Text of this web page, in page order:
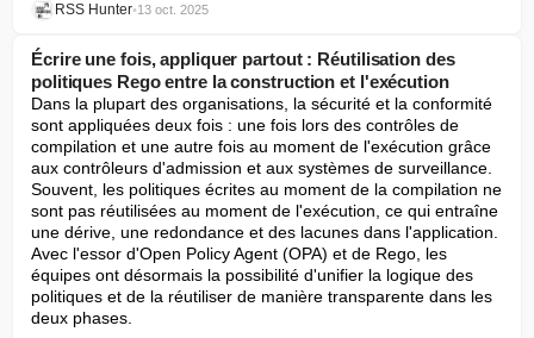
RSS Hunter•13 oct. 2025
Écrire une fois, appliquer partout : Réutilisation des
politiques Rego entre la construction et l'exécution
Dans la plupart des organisations, la sécurité et la conformité
sont appliquées deux fois : une fois lors des contrôles de
compilation et une autre fois au moment de l'exécution grâce
aux contrôleurs d'admission et aux systèmes de surveillance.
Souvent, les politiques écrites au moment de la compilation ne
sont pas réutilisées au moment de l'exécution, ce qui entraîne
une dérive, une redondance et des lacunes dans l'application.
Avec l'essor d'Open Policy Agent (OPA) et de Rego, les
équipes ont désormais la possibilité d'unifier la logique des
politiques et de la réutiliser de manière transparente dans les
deux phases.